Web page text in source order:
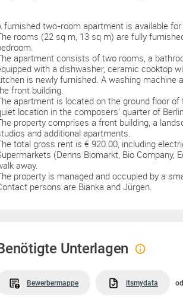
furnished two-room apartment is available
rooms (22 sq m, 13 sq m) are fully
apartment consists of two rooms, a
with a dishwasher, ceramic cooktop
is newly furnished. A washing machine
front building.
apartment is located on the ground floor
location in the composers' quarter of
property comprises a front building, a
and additional apartments.
total gross rent is € 920.00, including
(Denns Biomarkt, Bio Company,
away.
property is managed and occupied by a
persons are Bianka and Jürgen.
Unterlagen
Bewerbermappe itsmydata